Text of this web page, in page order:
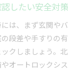
したい安全対
は、まず玄関や
段差や手すりの
クしましょう。
オートロックシ